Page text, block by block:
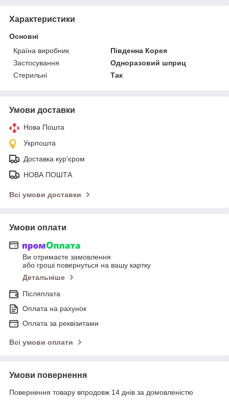
Характеристики
Основні
Країна виробник
Південна Корея
Застосування
Одноразовий шприц
Стерильні
Так
Умови доставки
Нова Пошта
Укрпошта
Доставка кур'єром
НОВА ПОШТА
Всі умови доставки
Умови оплати
Ви отримаєте замовлення
або гроші повернуться на вашу картку
Детальніше
Післяплата
Оплата на рахунок
Оплата за реквізитами
Всі умови оплати
Умови повернення
Повернення товару впродовж 14 днів за домовленістю